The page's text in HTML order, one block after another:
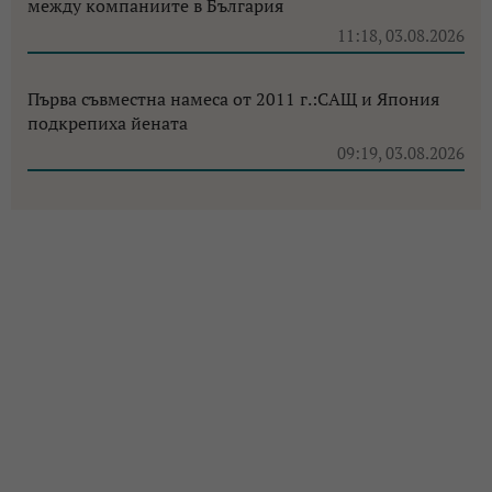
между компаниите в България
11:18, 03.08.2026
Първа съвместна намеса от 2011 г.:САЩ и Япония
подкрепиха йената
09:19, 03.08.2026